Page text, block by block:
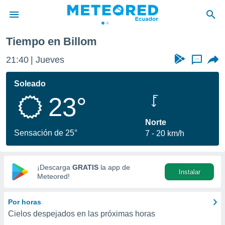
de
ha
calidad.
a este
las
y
digital
basada
Tiempo en Billom
21:40 Jueves ...
Soleado
23°
Sensación de 25°
Norte
7
20 km/h
¡Descarga GRATIS la app de
Meteored!
Instalar
Por horas
Cielos despejados en las próximas horas